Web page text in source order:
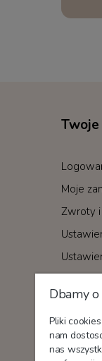
Moje
Zwroty i
Dbamy
Pliki
nam
nas